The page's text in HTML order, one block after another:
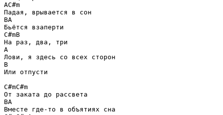
AC#m
BA
C#mB
A
B
Или отпусти
C#mC#m
BA